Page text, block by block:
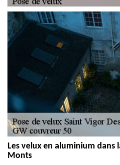
Les velux en aluminium dans
Monts